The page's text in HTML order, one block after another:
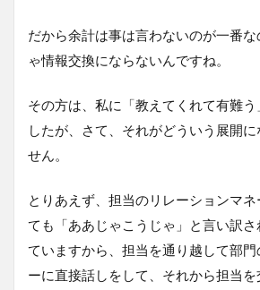
だから余計は事は言わないのが一番な
ゃ情報交換にならないんですね。
その方は、私に「教えてくれて有難う
したが、さて、それがどういう展開
せん。
とりあえず、担当のリレーションマネ
ても「ああじゃこうじゃ」と言い訳さ
ていますから、担当を通り越して部
ーに直接話しをして、それから担当